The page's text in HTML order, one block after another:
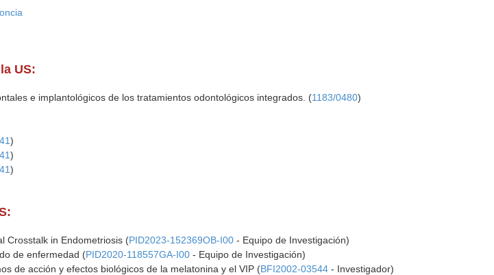
US:
e implantológicos de los tratamientos odontológicos integrados. (1183/0480)
)
)
)
Crosstalk in Endometriosis (PID2023-152369OB-I00 - Equipo de Investigación)
de enfermedad (PID2020-118557GA-I00 - Equipo de Investigación)
de acción y efectos biológicos de la melatonina y el VIP (BFI2002-03544 - Investigador)